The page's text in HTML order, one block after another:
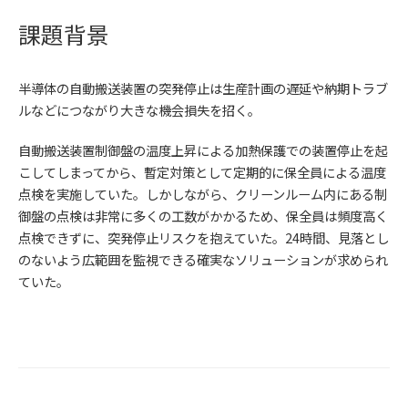
課題背景
半導体の自動搬送装置の突発停止は生産計画の遅延や納期トラブ
ルなどにつながり大きな機会損失を招く。
自動搬送装置制御盤の温度上昇による加熱保護での装置停止を起
こしてしまってから、暫定対策として定期的に保全員による温度
点検を実施していた。しかしながら、クリーンルーム内にある制
御盤の点検は非常に多くの工数がかかるため、保全員は頻度高く
点検できずに、突発停止リスクを抱えていた。24時間、見落とし
のないよう広範囲を監視できる確実なソリューションが求められ
ていた。